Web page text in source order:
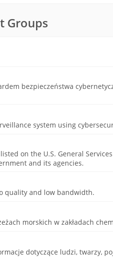
Groups
bezpieczeństwa
system using
on the U.S. General
and its agencies.
quality and low bandwidth.
morskich w zakładach
dotyczące ludzi, twarzy,